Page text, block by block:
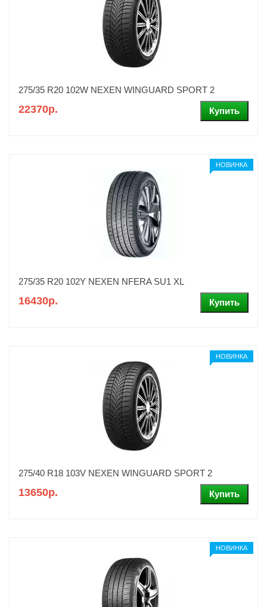
275/35 R20 102W NEXEN WINGUARD SPORT 2
22370р.
НОВИНКА
275/35 R20 102Y NEXEN NFERA SU1 XL
16430р.
НОВИНКА
275/40 R18 103V NEXEN WINGUARD SPORT 2
13650р.
НОВИНКА